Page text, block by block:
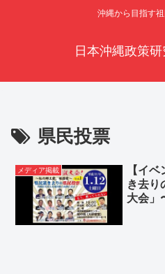
沖縄から目指す
日本沖縄政策
県民投票
メディア掲載
【イ
き去り
大会」